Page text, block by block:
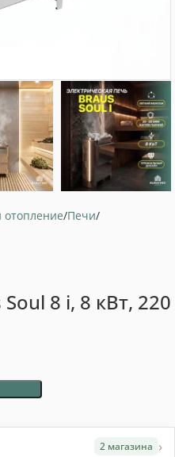
Печи
8 i, 8 кВт, 220
2 магазина ›